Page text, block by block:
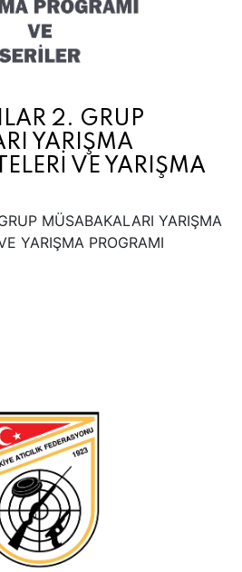
2. GRUP
YARIŞMA
VE YARIŞMA
MÜSABAKALARI YARIŞMA
YARIŞMA PROGRAMI